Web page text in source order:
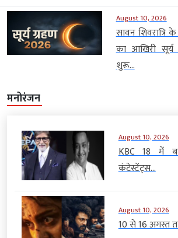
August 10, 2026
सावन
का आखिरी
शुरू...
मनोरंजन
August 10, 2026
KBC 18 में
कंटेस्टेंट्स...
August 10, 2026
10 से 16 अगस्त